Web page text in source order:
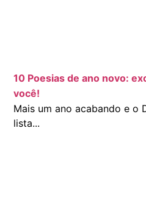
10 Poesias de ano novo:
você!
Mais um ano acabando e o
lista...